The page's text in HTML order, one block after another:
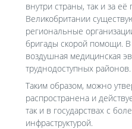
внутри страны, так и за
Великобритании
региональные
бригады скорой помощи. В
воздушная медицинская
труднодоступных районов.
Таким образом, можно
распространена и
так и в государствах с
инфраструктурой.